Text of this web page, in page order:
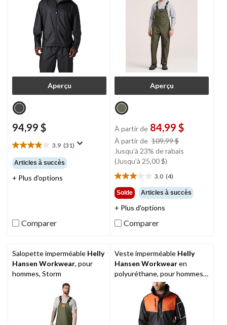
Aperçu
94,99 $
3.9 (31)
3.9
étoile(s)
sur
5.
Articles à succès
+ Plus d'options
Comparer
Aperçu
À partir de 84,99 $
À partir de 109,99 $
était
109,99 $
Jusqu’à 23% de rabais
(Jusqu’à 25,00 $)
3.0 (4)
3.0
étoile(s)
sur
5.
4
évaluations
Solde Articles à succès
+ Plus d'options
Comparer
Salopette imperméable Helly
Hansen Workwear, pour
hommes, Storm
Veste imperméable Helly
Hansen Workwearen
polyuréthane, pour hommes,
West Coast